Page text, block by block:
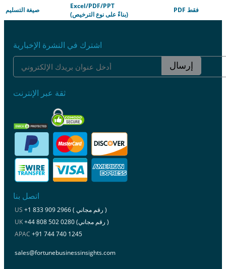
صيغة التسليم
Excel/PDF/PPT
(بناءً على نوع الترخيص)
PDF فقط
اشترك في النشرة الإخبارية
إرسال
ثقة عبر الإنترنت
اتصل بنا
US
+1 833 909 2966 ( رقم مجاني )
UK
+44 808 502 0280 (رقم مجاني )
APAC +91 744 740 1245
sales@fortunebusinessinsights.com